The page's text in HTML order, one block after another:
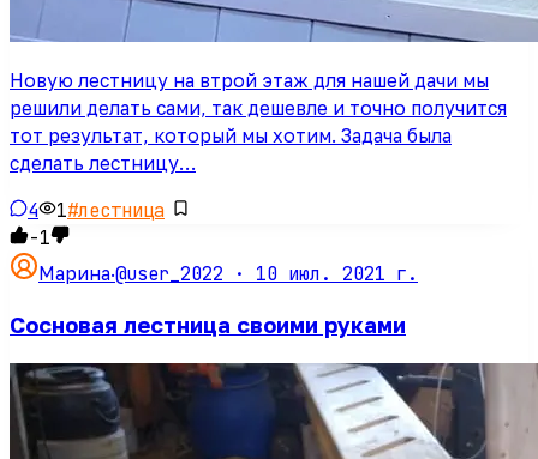
Новую лестницу на втрой этаж для нашей дачи мы
решили делать сами, так дешевле и точно получится
тот результат, который мы хотим. Задача была
сделать лестницу…
4 1#лестница
-1
Марина·@user_2022 · 10 июл. 2021 г.
Сосновая лестница своими руками